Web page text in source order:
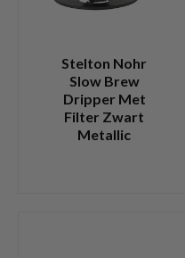
Stelton Nohr
Slow Brew
Dripper Met
Filter Zwart
Metallic